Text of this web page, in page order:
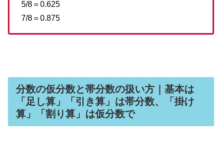
5/8＝0.625
7/8＝0.875
分数の仮分数と帯分数の扱い方｜基本は
「足し算」「引き算」は帯分数、「掛け
算」「割り算」は仮分数で